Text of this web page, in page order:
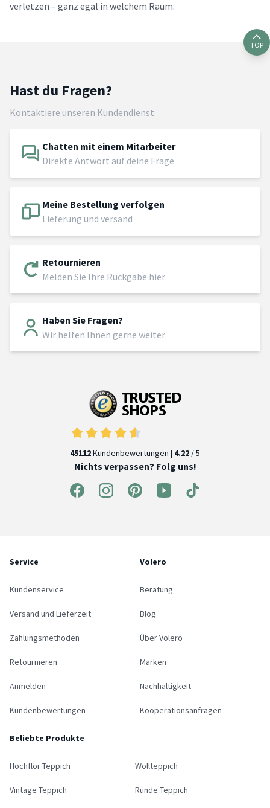
verletzen – ganz egal in welchem Raum.
TOP
Hast du Fragen?
Kontaktiere unseren Kundendienst
Chatten mit einem Mitarbeiter
Direkte Antwort auf deine Frage
Meine Bestellung verfolgen
Lieferung und versand
Retournieren
Melden Sie Ihre Rückgabe hier
Haben Sie Fragen?
Wir helfen Ihnen gerne weiter
45112Kundenbewertungen | 4.22 / 5
Nichts verpassen? Folg uns!
Service
Kundenservice
Versand und Lieferzeit
Zahlungsmethoden
Retournieren
Anmelden
Kundenbewertungen
Volero
Beratung
Blog
Über Volero
Marken
Nachhaltigkeit
Kooperationsanfragen
Beliebte Produkte
Hochflor Teppich Wollteppich
Vintage Teppich Runde Teppich